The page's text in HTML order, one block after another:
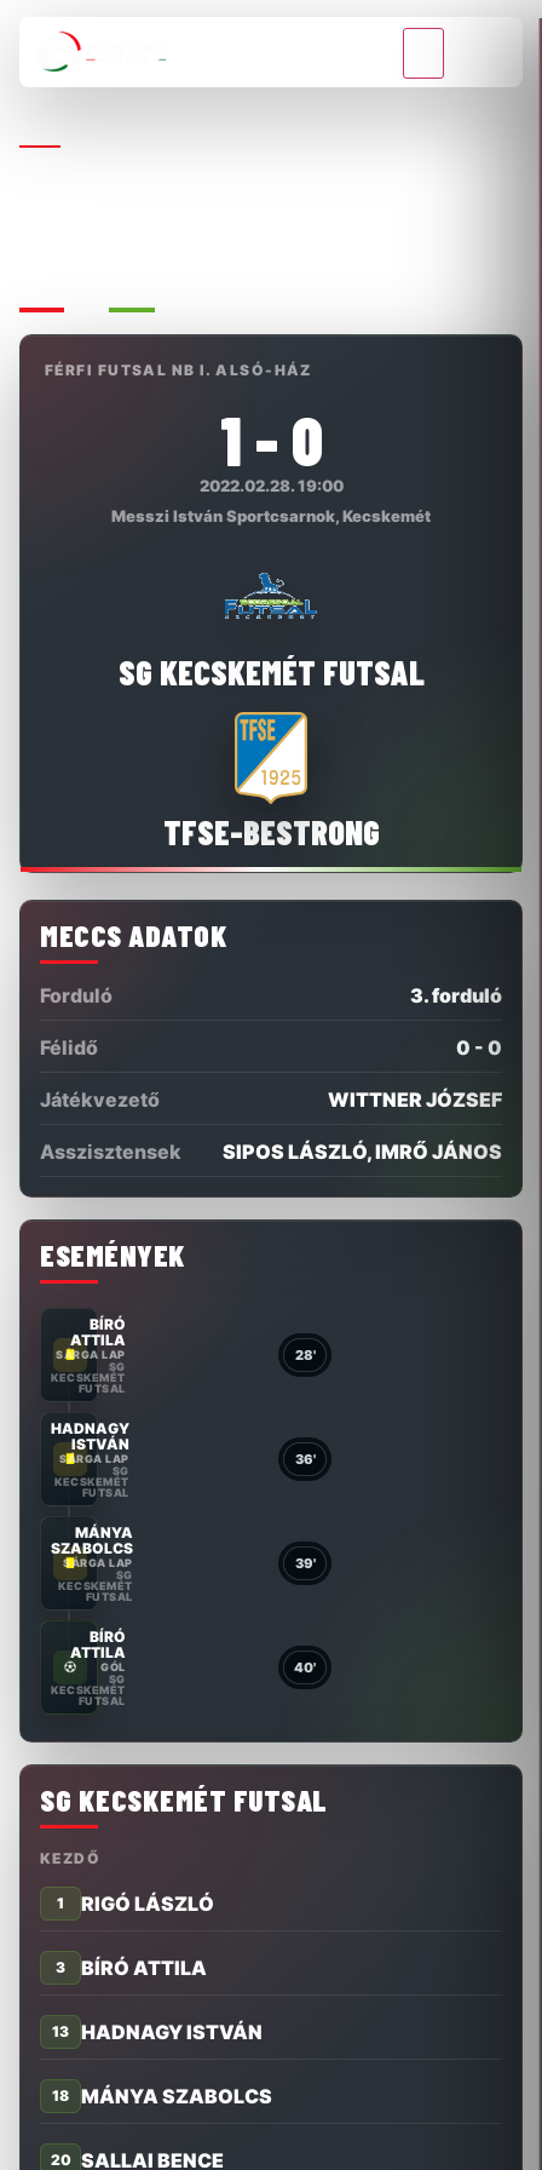
FÉRFI FUTSAL NB I. ALSÓ-HÁZ
SG KECSKEMÉT FUTSAL
1 - 0
2022.02.28. 19:00
Messzi István Sportcsarnok, Kecskemét
TFSE-BESTRONG
MECCS ADATOK
Forduló 3. forduló
Félidő 0 - 0
Játékvezető WITTNER JÓZSEF
Asszisztensek SIPOS LÁSZLÓ, IMRŐ JÁNOS
ESEMÉNYEK
28'
BÍRÓ
ATTILA
SÁRGA LAP
SG
KECSKEMÉT
FUTSAL
36'
HADNAGY
ISTVÁN
SÁRGA LAP
SG
KECSKEMÉT
FUTSAL
39'
MÁNYA
SZABOLCS
SÁRGA LAP
SG
KECSKEMÉT
FUTSAL
40'
BÍRÓ
ATTILA
GÓL
SG
KECSKEMÉT
FUTSAL
SG KECSKEMÉT FUTSAL
KEZDŐ
1 RIGÓ LÁSZLÓ
3 BÍRÓ ATTILA
13 HADNAGY ISTVÁN
18 MÁNYA SZABOLCS
20 SALLAI BENCE